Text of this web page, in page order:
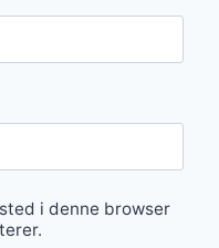
i denne browser